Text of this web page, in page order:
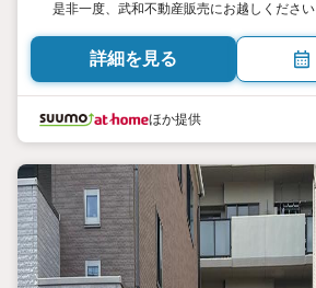
是非一度、武和不動産販売にお越しください
詳細を見る
ほか提供